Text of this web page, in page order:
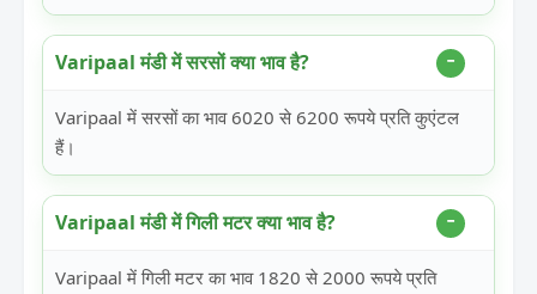
Varipaal मंडी में सरसों क्या भाव है?
Varipaal में सरसों का भाव 6020 से 6200 रूपये प्रति कुएंटल
हैं।
Varipaal मंडी में गिली मटर क्या भाव है?
Varipaal में गिली मटर का भाव 1820 से 2000 रूपये प्रति